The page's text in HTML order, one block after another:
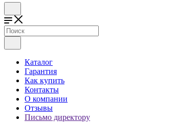
Каталог
Гарантия
Как купить
Контакты
О компании
Отзывы
Письмо директору